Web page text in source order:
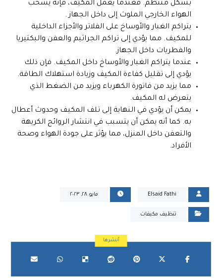
بشكل منتظم. فعندما يعمل المكيف، فإنه يسحب
الهواء الخارجي الملوث إلى داخل الجهاز .
يتراكم الغبار والأوساخ على الفلاتر والأجزاء الداخلية
للمكيف. مما يؤدي إلى تراكم الجراثيم والعفن والبكتيريا
والفطريات داخل الجهاز.
عندما يتراكم الغبار والأوساخ داخل المكيف. فإن ذلك
يؤدي إلى تقليل كفاءة المكيف وزيادة استهلاك الطاقة.
مما يزيد من فاتورة الكهرباء ويزيد من الضغط الذي
يتعرض له المكيف.
يمكن أن يؤدي في النهاية إلى تلف المكيف وحدوث أعطال
به. كما أنه يمكن أن يتسبب في انتشار الروائح الكريهة
والتعفن داخل المنزل، مما يؤثر على جودة الهواء وصحة
الأفراد.
Elsaid Fathi مايو ٢٨, ٢٠٢٣
تنظيف مكيفات